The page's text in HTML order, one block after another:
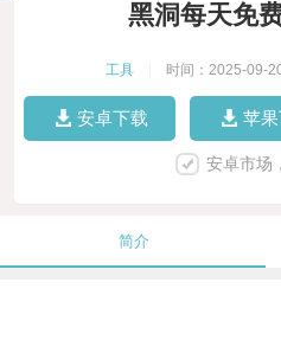
黑洞每天免
工具 时间：2025-09-
安卓下载 苹
安卓市场
简介